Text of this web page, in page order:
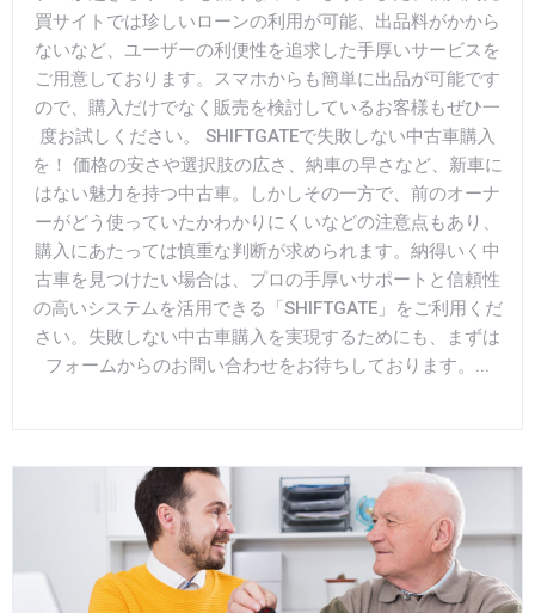
買サイトでは珍しいローンの利用が可能、出品料がかから
ないなど、ユーザーの利便性を追求した手厚いサービスを
ご用意しております。スマホからも簡単に出品が可能です
ので、購入だけでなく販売を検討しているお客様もぜひ一
度お試しください。 SHIFTGATEで失敗しない中古車購入
を！ 価格の安さや選択肢の広さ、納車の早さなど、新車に
はない魅力を持つ中古車。しかしその一方で、前のオーナ
ーがどう使っていたかわかりにくいなどの注意点もあり、
購入にあたっては慎重な判断が求められます。納得いく中
古車を見つけたい場合は、プロの手厚いサポートと信頼性
の高いシステムを活用できる「SHIFTGATE」をご利用くだ
さい。失敗しない中古車購入を実現するためにも、まずは
フォームからのお問い合わせをお待ちしております。...